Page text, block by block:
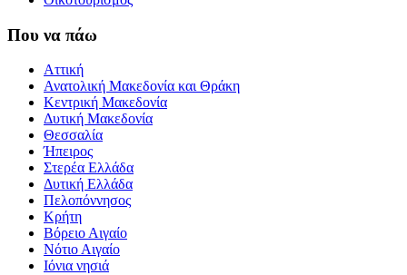
Που να πάω
Αττική
Ανατολική Μακεδονία και Θράκη
Κεντρική Μακεδονία
Δυτική Μακεδονία
Θεσσαλία
Ήπειρος
Στερέα Ελλάδα
Δυτική Ελλάδα
Πελοπόννησος
Κρήτη
Βόρειο Αιγαίο
Νότιο Αιγαίο
Ιόνια νησιά